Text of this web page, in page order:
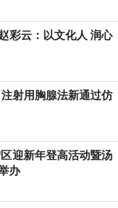
彩云：以文化人 润心
射用胸腺法新通过仿
迎新年登高活动暨汤
办